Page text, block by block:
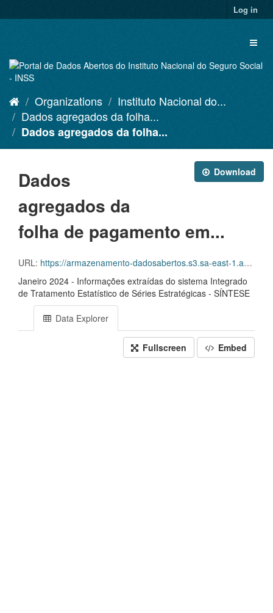
to
Log in
Organizations
Instituto Nacional do...
Dados agregados da folha...
Dados agregados da folha...
Download
Dados
agregados da
folha de pagamento em...
URL: https://armazenamento-dadosabertos.s3.sa-east-1.amazonaws.com/PDA_2023_2025/Grupos_de_dados/Dados+agregados+da+folha+de+pagamento+em+rela%C3%A7%C3%A3o+aos+benef%C3%ADcios+emitidos/p_benefemitidosespecieuo_20240215_110415.xlsx
Janeiro 2024 - Informações extraídas do sistema Integrado
de Tratamento Estatístico de Séries Estratégicas - SÍNTESE
Data Explorer
Fullscreen Embed